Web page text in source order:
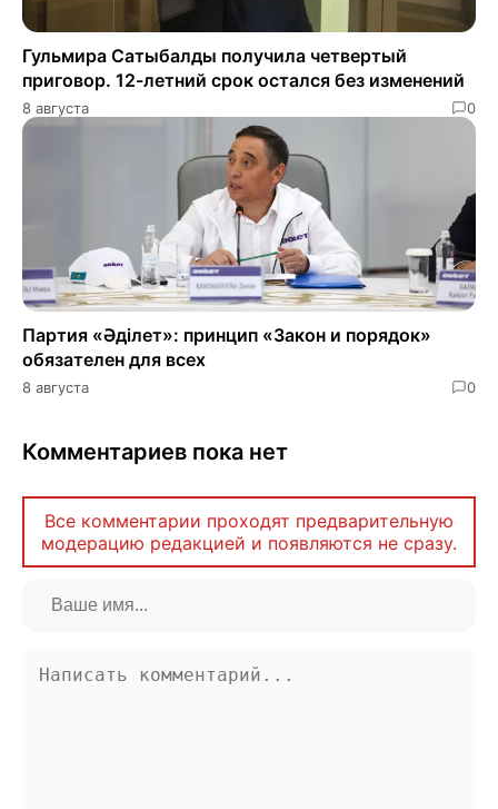
Гульмира Сатыбалды получила четвертый
приговор. 12-летний срок остался без изменений
8 августа 0
Партия «Әділет»: принцип «Закон и порядок»
обязателен для всех
8 августа 0
Комментариев пока нет
Все комментарии проходят предварительную
модерацию редакцией и появляются не сразу.